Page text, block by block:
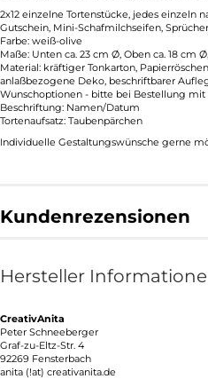
2x12 einzelne Tortenstücke, jedes einzeln
Gutschein, Mini-Schafmilchseifen,
Farbe: weiß-olive
Maße: Unten ca. 23 cm Ø, Oben ca. 18 cm
Material: kräftiger Tonkarton,
anlaßbezogene Deko, beschriftbarer
Wunschoptionen - bitte bei Bestellung mit
Beschriftung: Namen/Datum
Tortenaufsatz: Taubenpärchen
Individuelle Gestaltungswünsche gerne
Kundenrezensionen
Hersteller
CreativAnita
Peter Schneeberger
Graf-zu-Eltz-Str. 4
92269 Fensterbach
anita (!at) creativanita.de